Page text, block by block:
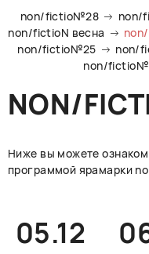
Посетителям
Программа
Прессе
Контакты
РУССКИЙ ENGLISH
non/fictio№28 non/
non/fictioN весна
non/fictio№25
non/
non/
NON/
Ниже вы можете
программой ярамарки
05.12